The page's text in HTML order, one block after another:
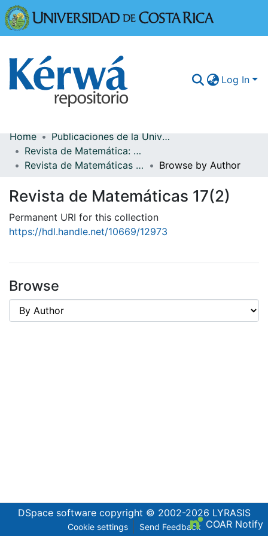
Log In
Communities & Collections
More Information
Browse Kérwá
Statistics
Home
Publicaciones de la Universidad de Costa Rica
Revista de Matemática: Teoría y Aplicaciones
Revista de Matemáticas 17(2)
Browse by Author
Revista de Matemáticas 17(2)
Permanent URI for this collection
https://hdl.handle.net/10669/12973
Browse
DSpace softwarecopyright © 2002-2026 LYRASIS
Cookie settings Send Feedback COAR Notify